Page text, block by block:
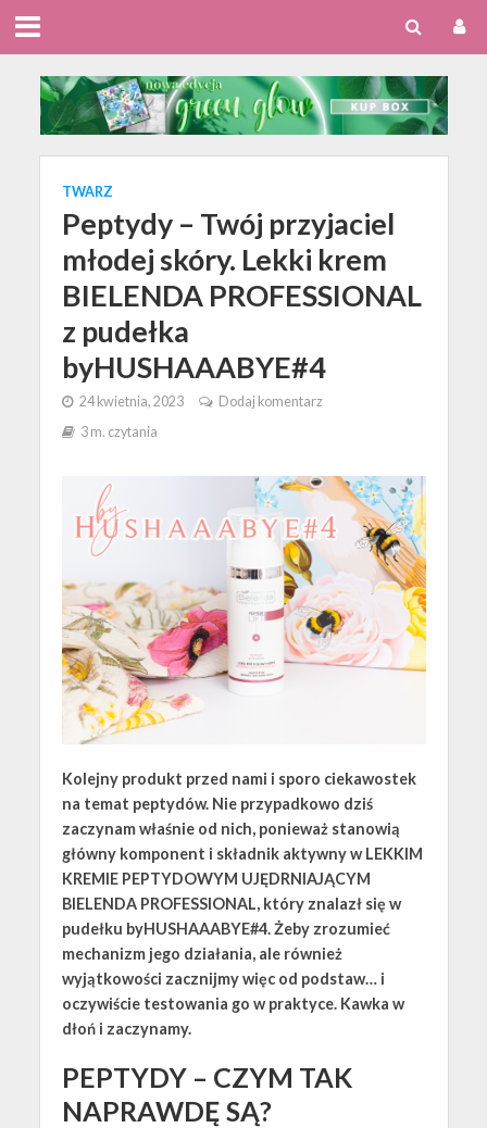
TWARZ
Peptydy – Twój przyjaciel
młodej skóry. Lekki krem
BIELENDA PROFESSIONAL
z pudełka
byHUSHAAABYE#4
24 kwietnia, 2023
Dodaj komentarz
3 m. czytania
Kolejny produkt przed nami i sporo ciekawostek
na temat peptydów. Nie przypadkowo dziś
zaczynam właśnie od nich, ponieważ stanowią
główny komponent i składnik aktywny w LEKKIM
KREMIE PEPTYDOWYM UJĘDRNIAJĄCYM
BIELENDA PROFESSIONAL, który znalazł się w
pudełku byHUSHAAABYE#4. Żeby zrozumieć
mechanizm jego działania, ale również
wyjątkowości zacznijmy więc od podstaw… i
oczywiście testowania go w praktyce. Kawka w
dłoń i zaczynamy.
PEPTYDY – CZYM TAK
NAPRAWDĘ SĄ?